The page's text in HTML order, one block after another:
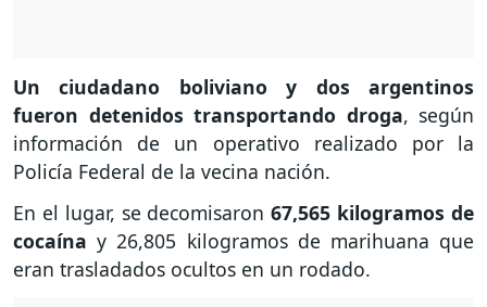
Un ciudadano boliviano y dos argentinos
fueron detenidos transportando droga, según
información de un operativo realizado por la
Policía Federal de la vecina nación.
En el lugar, se decomisaron 67,565 kilogramos de
cocaína y 26,805 kilogramos de marihuana que
eran trasladados ocultos en un rodado.